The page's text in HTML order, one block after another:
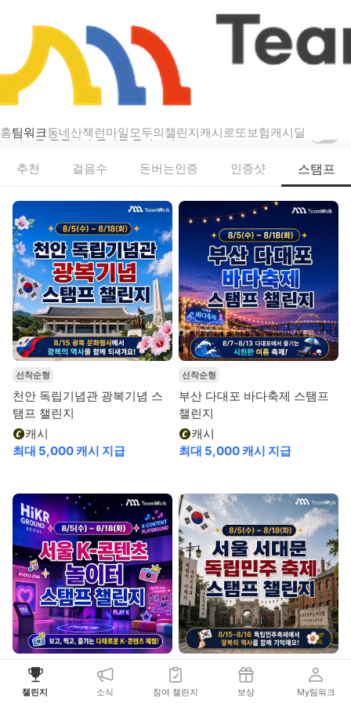
홈팀워크동네산책 런마일모두의챌린지캐시로또보험캐시딜
챌린지
팀워크 — 걷기·스탬프·인증샷 리워드 챌린지
새로운 챌린지가 열리면 알려드려요
추천 걸음수 돈버는인증 인증샷 스탬프
선착순형
천안 독립기념관 광복기념 스
탬프 챌린지
캐시
최대 5,000 캐시 지급
선착순형
부산 다대포 바다축제 스탬프
챌린지
캐시
최대 5,000 캐시 지급
선착순형
서울 K-콘텐츠 놀이터 스탬프
서울 서대문독립민주 축제 스
챌린지 소식 참여 챌린지 보상 My팀워크